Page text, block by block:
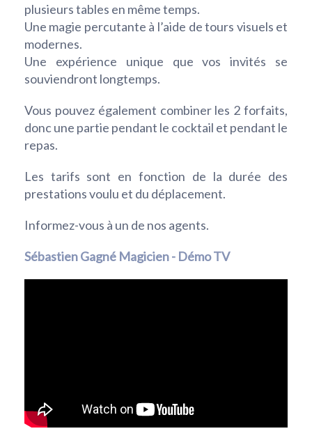
plusieurs tables en même temps.
Une magie percutante à l’aide de tours visuels et
modernes.
Une expérience unique que vos invités se
souviendront longtemps.
Vous pouvez également combiner les 2 forfaits,
donc une partie pendant le cocktail et pendant le
repas.
Les tarifs sont en fonction de la durée des
prestations voulu et du déplacement.
Informez-vous à un de nos agents.
Sébastien Gagné Magicien - Démo TV